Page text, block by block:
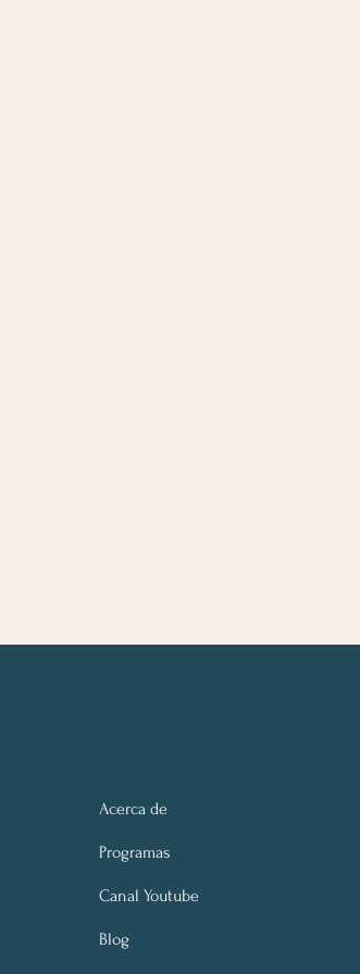
Acerca de
Programas
Canal Youtube
Blog